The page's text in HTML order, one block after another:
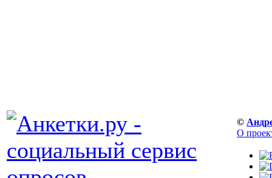
©
О